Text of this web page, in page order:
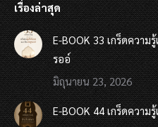
เรื่องล่าสุด
E-BOOK 33 เกร็ดควา
รออ์
มิถุนายน 23, 2026
E-BOOK 44 เกร็ดควา